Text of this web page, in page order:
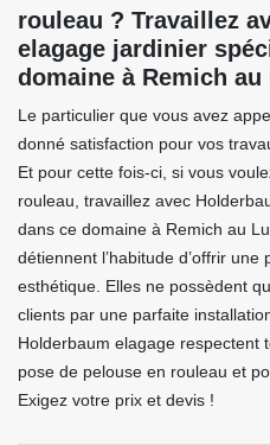
rouleau ? Travaillez
elagage jardinier
domaine à Remich
Le particulier que vous avez
donné satisfaction pour vos
Et pour cette fois-ci, si vous
rouleau, travaillez avec
dans ce domaine à Remich au
détiennent l’habitude d’offrir
esthétique. Elles ne possèdent
clients par une parfaite
Holderbaum elagage respectent
pose de pelouse en rouleau et
Exigez votre prix et devis !